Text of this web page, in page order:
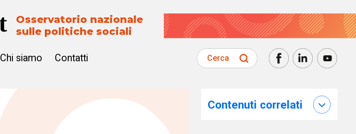
Osservatorio nazionale
sulle politiche sociali
Chi siamo Contatti Cerca
Contenuti correlati